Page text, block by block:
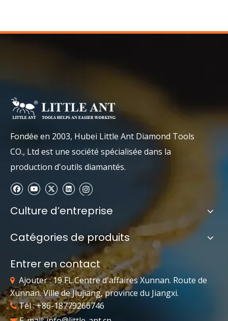
Fondée en 2003, Hubei Little Ant Diamond Tools
CO., Ltd est une société spécialisée dans la
production d'outils diamantés.
Culture d’entreprise
Catégories de produits
Entrer en contact
 Ajouter : 19 FL.Centre d'affaires Xunnan. Route de
Xunnan. Ville de Jiujiang, province du Jiangxi.
Tél : +86-18779266746